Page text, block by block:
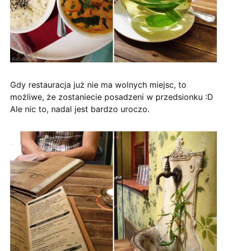
Gdy restauracja już nie ma wolnych miejsc, to
możliwe, że zostaniecie posadzeni w przedsionku :D
Ale nic to, nadal jest bardzo uroczo.